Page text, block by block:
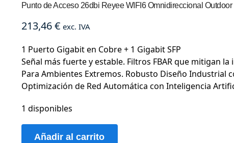
Punto de Acceso 26dbi Reyee WIFI6 Omnidireccional
213,46€ exc. IVA
1 Puerto Gigabit en Cobre + 1 Gigabit SFP
Señal más fuerte y estable. Filtros FBAR que mitigan
Para Ambientes Extremos. Robusto Diseño Industrial
Optimización de Red Automática con Inteligencia
1 disponibles
Añadir al carrito